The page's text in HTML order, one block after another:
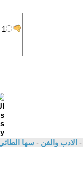
- الادب والفن - سها